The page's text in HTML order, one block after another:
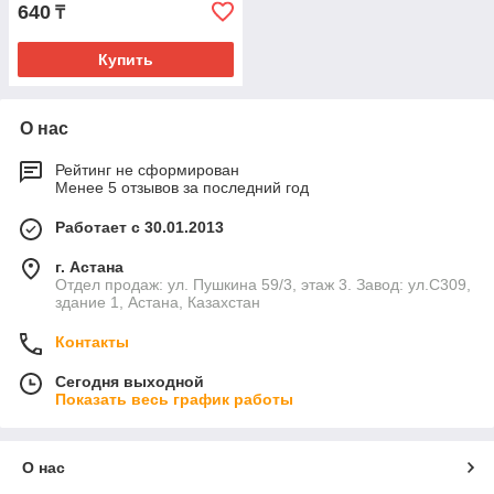
и доставку продукции в любой город в Казахстане.
640 ₸
Купить
О нас
Рейтинг не сформирован
Менее 5 отзывов за последний год
Работает с 30.01.2013
г. Астана
Отдел продаж: ул. Пушкина 59/3, этаж 3. Завод: ул.С309,
здание 1, Астана, Казахстан
Контакты
Сегодня выходной
Показать весь график работы
О нас